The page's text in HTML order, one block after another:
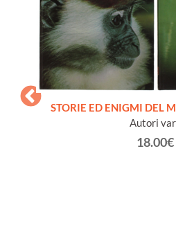
STORIE ED ENIGMI DEL
Autori
18.00€